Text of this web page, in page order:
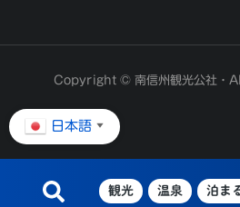
Copyright © 南信州観光公社・
日本語 ▼
観光 温泉 泊ま